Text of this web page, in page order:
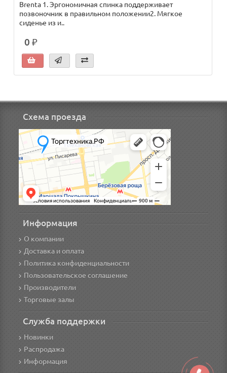
Brenta 1. Эргономичная спинка поддерживает
позвоночник в правильном положении2. Мягкое
сиденье из и..
0 ₽
Схема проезда
Информация
О компании
Доставка и оплата
Политика конфиденциальности
Пользовательское соглашение
Производители
Торговые залы
Служба поддержки
Новинки
Распродажа
Информация